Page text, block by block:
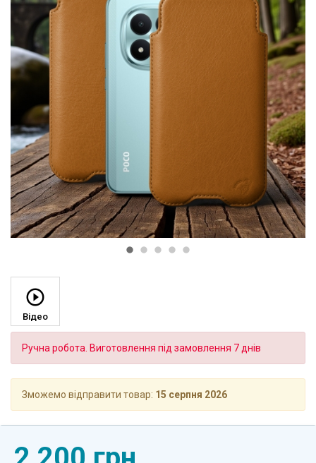
Відео
Ручна робота. Виготовлення під замовлення 7 днів
Зможемо відправити товар: 15 серпня 2026